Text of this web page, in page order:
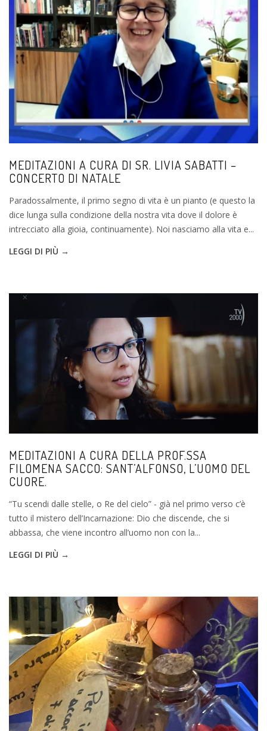
MEDITAZIONI A CURA DI SR. LIVIA SABATTI –
CONCERTO DI NATALE
Paradossalmente, il primo segno di vita è un pianto (e questo la
dice lunga sulla condizione della nostra vita dove il dolore è
intrecciato alla gioia, continuamente). Noi nasciamo alla vita e...
LEGGI DI PIÙ →
MEDITAZIONI A CURA DELLA PROF.SSA
FILOMENA SACCO: SANT’ALFONSO, L’UOMO DEL
CUORE.
“Tu scendi dalle stelle, o Re del cielo” - già nel primo verso c’è
tutto il mistero dell’Incarnazione: Dio che discende, che si
abbassa, che viene incontro all’uomo non con la...
LEGGI DI PIÙ →